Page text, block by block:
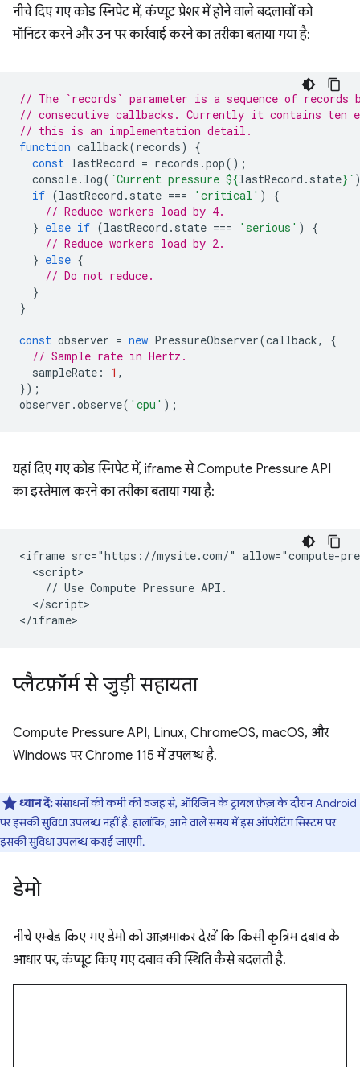
नीचे दिए गए कोड स्निपेट में, कंप्यूट प्रेशर में होने वाले बदलावों को
मॉनिटर करने और उन पर कार्रवाई करने का तरीका बताया गया है:
// The `records` parameter is a sequence of records
// consecutive callbacks. Currently it contains ten
// this is an implementation detail.
function callback(records)
{
const lastRecord = records .pop();
console. log( `Current pressure ${lastRecord . state} `
if (lastRecord . state === 'critical' )
{
// Reduce workers load by 4.
} else if (lastRecord . state === 'serious' )
{
// Reduce workers load by 2.
} else {
// Do not reduce.
}
}
const observer = new PressureObserver(callback,
{
// Sample rate in Hertz.
sampleRate : 1 ,
});
observer .observe( 'cpu' );
यहां दिए गए कोड स्निपेट में, iframe से Compute Pressure API
का इस्तेमाल करने का तरीका बताया गया है:
<iframe src="https://mysite.com/" allow="compute-
  <script>
    // Use Compute Pressure API.
  </script>
प्लैटफ़ॉर्म से जुड़ी सहायता
Compute Pressure API, Linux, ChromeOS, macOS, और
Windows पर Chrome 115 में उपलब्ध है.
ध्यान दें:संसाधनों की कमी की वजह से, ऑरिजिन के ट्रायल फ़ेज़ के दौरान Android
पर इसकी सुविधा उपलब्ध नहीं है. हालांकि, आने वाले समय में इस ऑपरेटिंग सिस्टम पर
इसकी सुविधा उपलब्ध कराई जाएगी.
डेमो
नीचे एम्बेड किए गए डेमो को आज़माकर देखें कि किसी कृत्रिम दबाव के
आधार पर, कंप्यूट किए गए दबाव की स्थिति कैसे बदलती है.